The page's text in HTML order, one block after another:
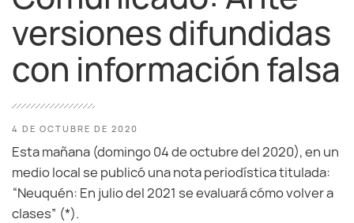
versiones difundidas
con información falsa
4 DE OCTUBRE DE 2020
Esta mañana (domingo 04 de octubre del 2020), en un
medio local se publicó una nota periodística titulada:
“Neuquén: En julio del 2021 se evaluará cómo volver a
clases” (*).